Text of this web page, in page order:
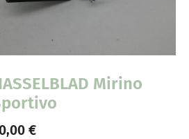
Mirino
€